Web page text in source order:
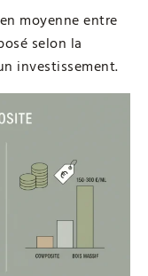
moyenne entre
selon la
investissement.